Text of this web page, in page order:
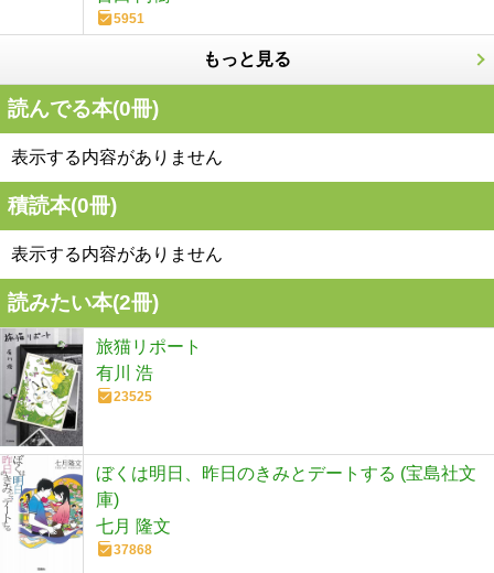
5951
もっと見る
読んでる本(0冊)
表示する内容がありません
積読本(0冊)
表示する内容がありません
読みたい本(2冊)
旅猫リポート
有川 浩
23525
ぼくは明日、昨日のきみとデートする (宝島社文
庫)
七月 隆文
37868